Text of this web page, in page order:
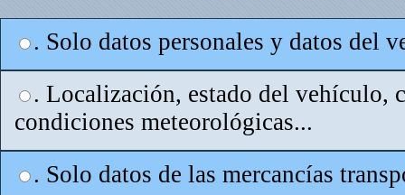
. Solo datos personales y datos del
. Localización, estado del vehículo,
condiciones meteorológicas...
. Solo datos de las mercancías